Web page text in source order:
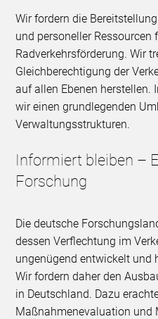
Wir fordern die
und personeller Ressourcen
Radverkehrsförderung. Wir
Gleichberechtigung der
auf allen Ebenen herstellen.
wir einen grundlegenden
Verwaltungsstrukturen.
Informiert bleiben –
Forschung
Die deutsche
dessen Verflechtung im
ungenügend entwickelt und
Wir fordern daher den
in Deutschland. Dazu
Maßnahmenevaluation und